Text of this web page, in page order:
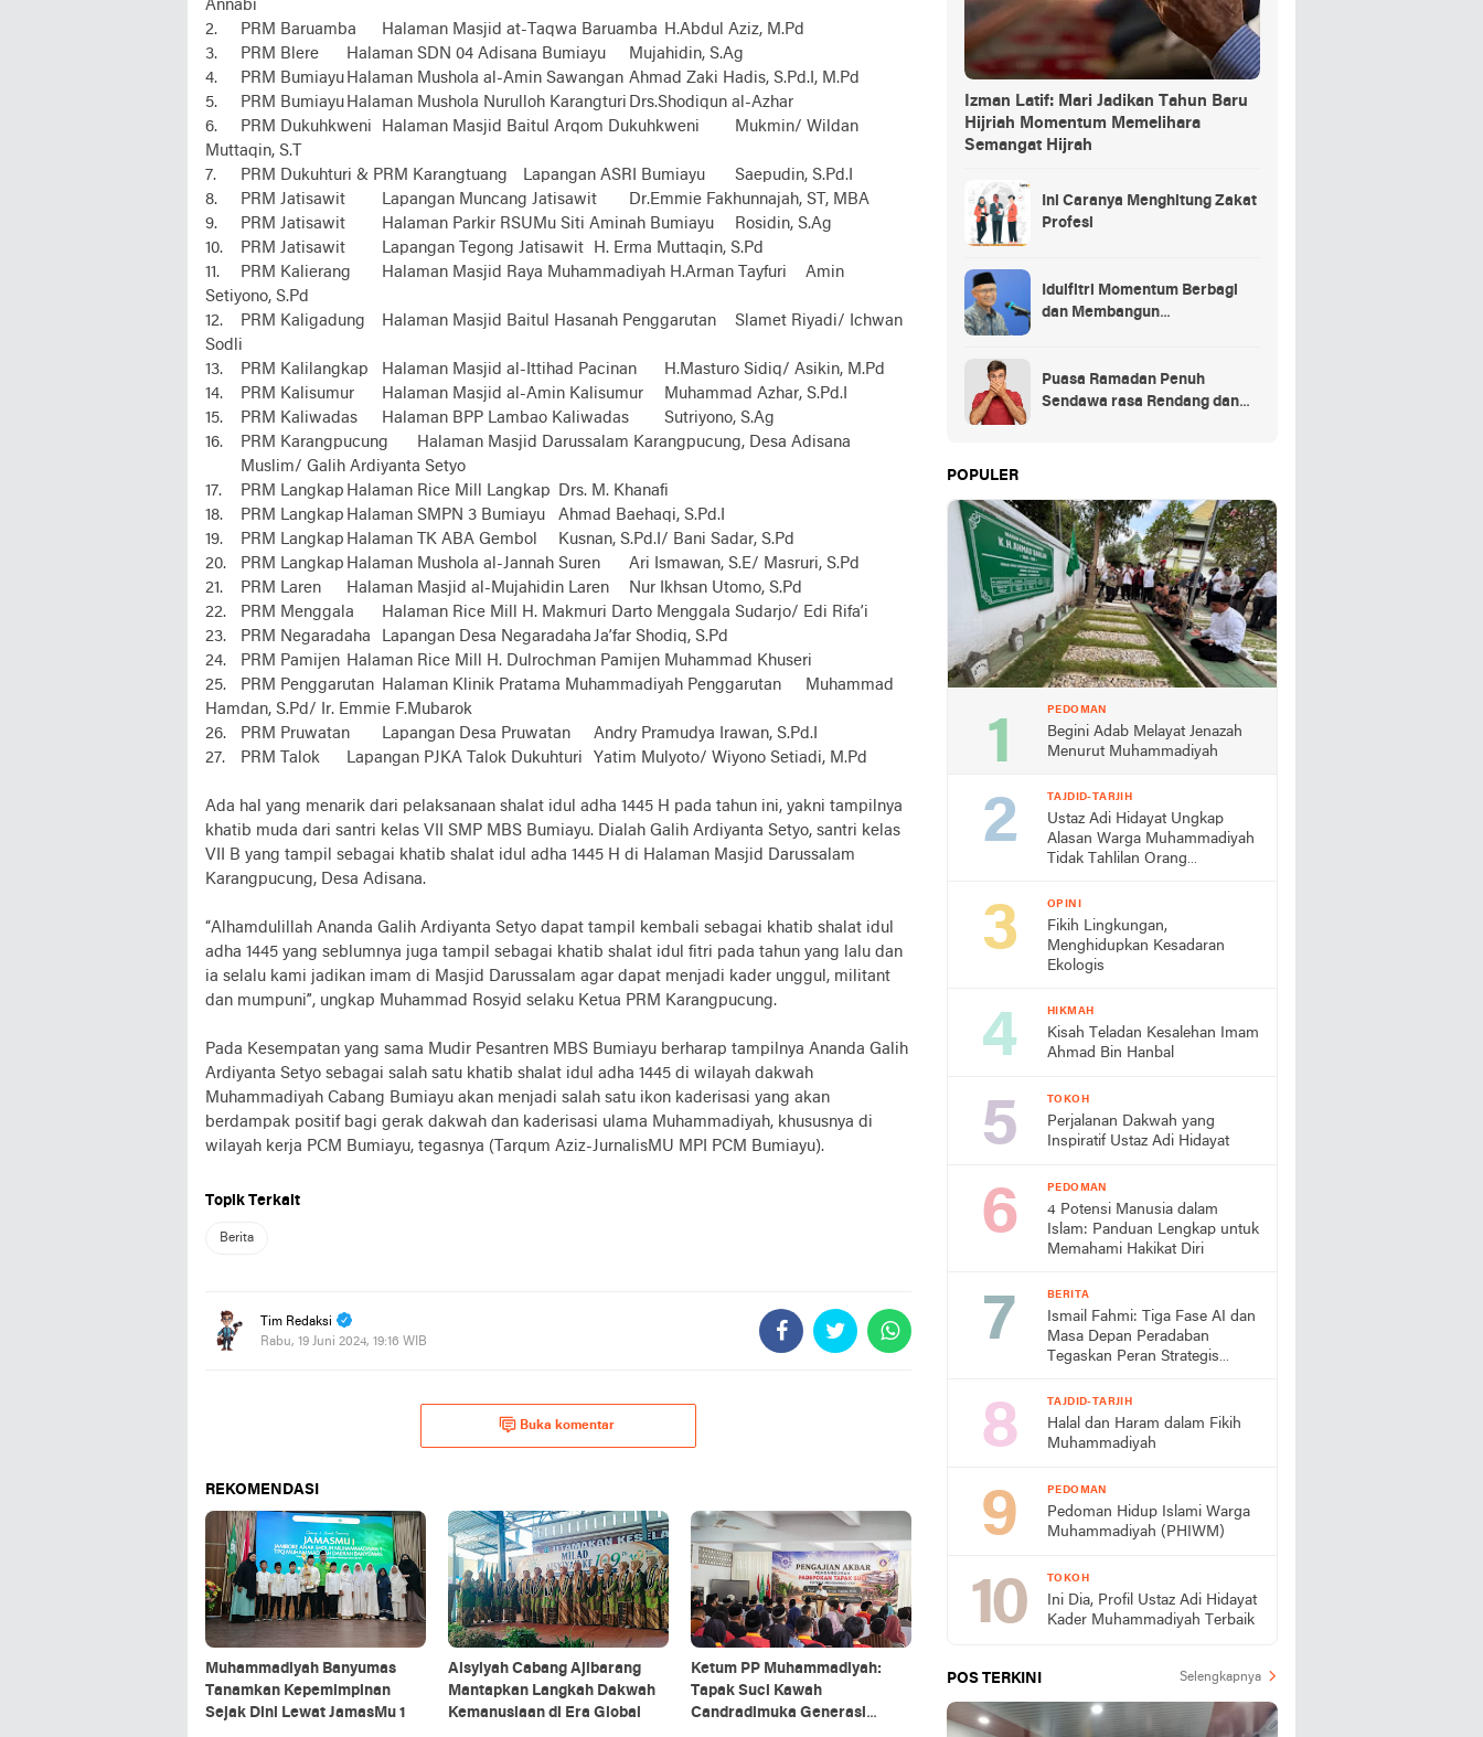
Annabi
2.
PRM Baruamba Halaman Masjid at-Taqwa Baruamba H.Abdul Aziz, M.Pd
3.
PRM Blere Halaman SDN 04 Adisana Bumiayu
Mujahidin, S.Ag
4.
PRM Bumiayu Halaman Mushola al-Amin Sawangan Ahmad Zaki Hadis, S.Pd.I, M.Pd
5.
PRM Bumiayu Halaman Mushola Nurulloh Karangturi Drs.Shodiqun al-Azhar
6.
PRM Dukuhkweni Halaman Masjid Baitul Arqom Dukuhkweni
Mukmin/ Wildan
Muttaqin, S.T
7.
PRM Dukuhturi & PRM Karangtuang Lapangan ASRI Bumiayu
Saepudin, S.Pd.I
8.
PRM Jatisawit Lapangan Muncang Jatisawit
Dr.Emmie Fakhunnajah, ST, MBA
9.
PRM Jatisawit Halaman Parkir RSUMu Siti Aminah Bumiayu
Rosidin, S.Ag
10.
PRM Jatisawit Lapangan Tegong Jatisawit
H. Erma Muttaqin, S.Pd
11.
PRM Kalierang Halaman Masjid Raya Muhammadiyah H.Arman Tayfuri
Amin
Setiyono, S.Pd
12.
PRM Kaligadung Halaman Masjid Baitul Hasanah Penggarutan
Slamet Riyadi/ Ichwan
Sodli
13.
PRM Kalilangkap Halaman Masjid al-Ittihad Pacinan
H.Masturo Sidiq/ Asikin, M.Pd
14.
PRM Kalisumur Halaman Masjid al-Amin Kalisumur
Muhammad Azhar, S.Pd.I
15.
PRM Kaliwadas Halaman BPP Lambao Kaliwadas
Sutriyono, S.Ag
16.
PRM Karangpucung
Halaman Masjid Darussalam Karangpucung, Desa Adisana
Muslim/ Galih Ardiyanta Setyo
17.
PRM Langkap Halaman Rice Mill Langkap
Drs. M. Khanafi
18.
PRM Langkap Halaman SMPN 3 Bumiayu
Ahmad Baehaqi, S.Pd.I
19.
PRM Langkap Halaman TK ABA Gembol
Kusnan, S.Pd.I/ Bani Sadar, S.Pd
20.
PRM Langkap Halaman Mushola al-Jannah Suren
Ari Ismawan, S.E/ Masruri, S.Pd
21.
PRM Laren Halaman Masjid al-Mujahidin Laren
Nur Ikhsan Utomo, S.Pd
22.
PRM Menggala Halaman Rice Mill H. Makmuri Darto Menggala Sudarjo/ Edi Rifa’i
23.
PRM Negaradaha Lapangan Desa NegaradahaJa’far Shodiq, S.Pd
24.
PRM Pamijen Halaman Rice Mill H. Dulrochman Pamijen Muhammad Khuseri
25.
PRM Penggarutan Halaman Klinik Pratama Muhammadiyah Penggarutan
Muhammad
Hamdan, S.Pd/ Ir. Emmie F.Mubarok
26.
PRM Pruwatan Lapangan Desa Pruwatan
Andry Pramudya Irawan, S.Pd.I
27.
PRM Talok Lapangan PJKA Talok Dukuhturi Yatim Mulyoto/ Wiyono Setiadi, M.Pd
Ada hal yang menarik dari pelaksanaan shalat idul adha 1445 H pada tahun ini, yakni tampilnya
khatib muda dari santri kelas VII SMP MBS Bumiayu. Dialah Galih Ardiyanta Setyo, santri kelas
VII B yang tampil sebagai khatib shalat idul adha 1445 H di Halaman Masjid Darussalam
Karangpucung, Desa Adisana.
“Alhamdulillah Ananda Galih Ardiyanta Setyo dapat tampil kembali sebagai khatib shalat idul
adha 1445 yang seblumnya juga tampil sebagai khatib shalat idul fitri pada tahun yang lalu dan
ia selalu kami jadikan imam di Masjid Darussalam agar dapat menjadi kader unggul, militant
dan mumpuni”, ungkap Muhammad Rosyid selaku Ketua PRM Karangpucung.
Pada Kesempatan yang sama Mudir Pesantren MBS Bumiayu berharap tampilnya Ananda Galih
Ardiyanta Setyo sebagai salah satu khatib shalat idul adha 1445 di wilayah dakwah
Muhammadiyah Cabang Bumiayu akan menjadi salah satu ikon kaderisasi yang akan
berdampak positif bagi gerak dakwah dan kaderisasi ulama Muhammadiyah, khususnya di
wilayah kerja PCM Bumiayu, tegasnya (Tarqum Aziz-JurnalisMU MPI PCM Bumiayu).
Topik Terkait
Berita
Tim Redaksi
Rabu, 19 Juni 2024, 19:16 WIB
Buka komentar
REKOMENDASI
Muhammadiyah Banyumas
Tanamkan Kepemimpinan
Sejak Dini Lewat JamasMu 1
Aisyiyah Cabang Ajibarang
Mantapkan Langkah Dakwah
Kemanusiaan di Era Global
Ketum PP Muhammadiyah:
Tapak Suci Kawah
Candradimuka Generasi
Izman Latif: Mari Jadikan Tahun Baru
Hijriah Momentum Memelihara
Semangat Hijrah
Ini Caranya Menghitung Zakat
Profesi
Idulfitri Momentum Berbagi
dan Membangun
Puasa Ramadan Penuh
Sendawa rasa Rendang dan
POPULER
PEDOMAN
Begini Adab Melayat Jenazah
Menurut Muhammadiyah
TAJDID-TARJIH
Ustaz Adi Hidayat Ungkap
Alasan Warga Muhammadiyah
Tidak Tahlilan Orang
OPINI
Fikih Lingkungan,
Menghidupkan Kesadaran
Ekologis
HIKMAH
Kisah Teladan Kesalehan Imam
Ahmad Bin Hanbal
TOKOH
Perjalanan Dakwah yang
Inspiratif Ustaz Adi Hidayat
PEDOMAN
4 Potensi Manusia dalam
Islam: Panduan Lengkap untuk
Memahami Hakikat Diri
BERITA
Ismail Fahmi: Tiga Fase AI dan
Masa Depan Peradaban
Tegaskan Peran Strategis
TAJDID-TARJIH
Halal dan Haram dalam Fikih
Muhammadiyah
PEDOMAN
Pedoman Hidup Islami Warga
Muhammadiyah (PHIWM)
TOKOH
Ini Dia, Profil Ustaz Adi Hidayat
Kader Muhammadiyah Terbaik
POS TERKINI Selengkapnya